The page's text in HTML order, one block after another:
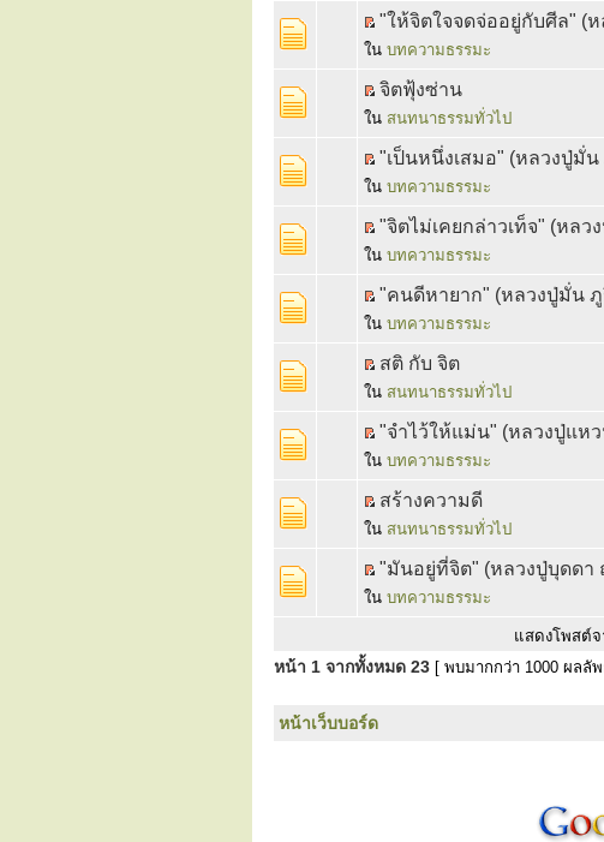
"ให้จิตใจจดจ่ออยู่กับศีล" (
ใน บทความธรรมะ
จิตฟุ้งซ่าน
ใน สนทนาธรรมทั่วไป
"เป็นหนึ่งเสมอ" (หลวงปู่มั่
ใน บทความธรรมะ
"จิตไม่เคยกล่าวเท็จ" (หลว
ใน บทความธรรมะ
"คนดีหายาก" (หลวงปู่มั่น
ใน บทความธรรมะ
สติ กับ จิต
ใน สนทนาธรรมทั่วไป
"จำไว้ให้แม่น" (หลวงปู่แห
ใน บทความธรรมะ
สร้างความดี
ใน สนทนาธรรมทั่วไป
"มันอยู่ที่จิต" (หลวงปู่บุดดา
ใน บทความธรรมะ
แสดงโพสต์จ
หน้า 1 จากทั้งหมด 23 [ พบมากกว่า 1000 ผลลั
หน้าเว็บบอร์ด